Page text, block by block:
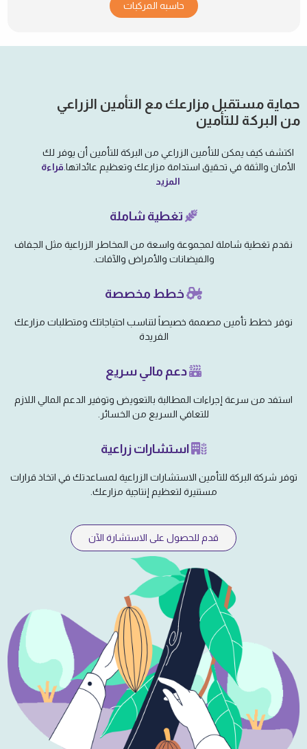
حاسبه المركبات
حماية مستقبل مزارعك مع التأمين الزراعي
من البركة للتأمين
اكتشف كيف يمكن للتأمين الزراعي من البركة للتأمين أن يوفر لك
الأمان والثقة في تحقيق استدامة مزارعك وتعظيم عائداتها. قراءة
المزيد
تغطية شاملة
نقدم تغطية شاملة لمجموعة واسعة من المخاطر الزراعية مثل الجفاف
والفيضانات والأمراض والآفات.
خطط مخصصة
نوفر خطط تأمين مصممة خصيصاً لتناسب احتياجاتك ومتطلبات مزارعك
الفريدة
دعم مالي سريع
استفد من سرعة إجراءات المطالبة بالتعويض وتوفير الدعم المالي اللازم
للتعافي السريع من الخسائر.
استشارات زراعية
توفر شركة البركة للتأمين الاستشارات الزراعية لمساعدتك في اتخاذ قرارات
مستنيرة لتعظيم إنتاجية مزارعك.
قدم للحصول على الاستشارة الآن